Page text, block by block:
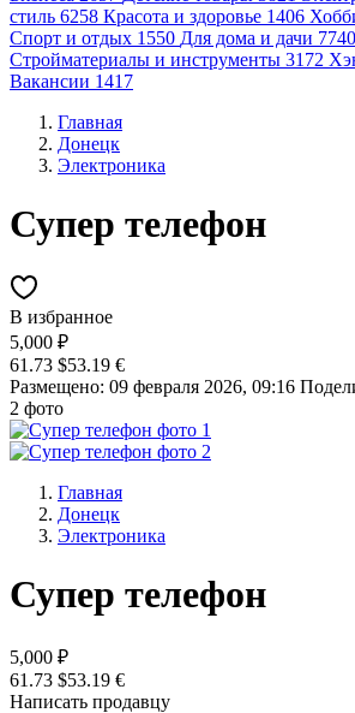
стиль 6258 Красота и здоровье 1406
Спорт и отдых 1550 Для дома и дачи 7740
Стройматериалы и инструменты 3172
Вакансии 1417
Главная
Донецк
Электроника
Супер телефон
В избранное
5,000 ₽
61.73 $53.19 €
Размещено: 09 февраля 2026, 09:16
2 фото
Главная
Донецк
Электроника
Супер телефон
5,000 ₽
61.73 $53.19 €
Написать продавцу